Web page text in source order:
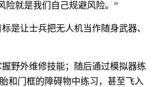
险就是我们自己规避风险。”
是让士兵把无人机当作随身武器、
野外维修技能；随后通过模拟器练
和门框的障碍物中练习，甚至飞入